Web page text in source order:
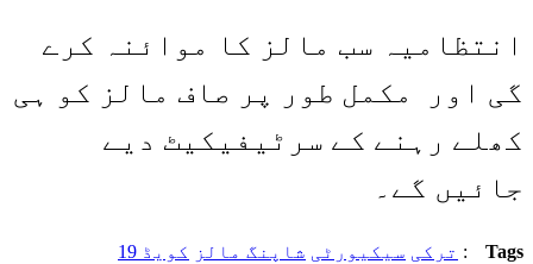
انتظامیہ سب مالز کا موائنہ کرے
گی اور مکمل طور پر صاف مالز کو ہی
کھلے رہنے کے سرٹیفیکیٹ دیے
جائیں گے۔
Tags
: ترکی سیکیورٹی شاپنگ مالز کویڈ 19